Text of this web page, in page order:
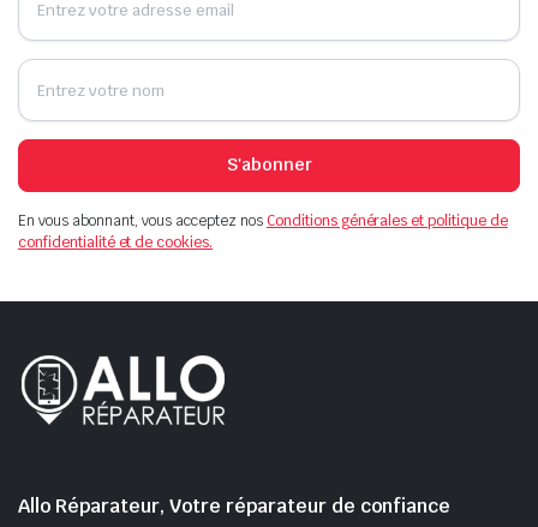
S'abonner
En vous abonnant, vous acceptez nosConditions générales et politique de
confidentialité et de cookies.
Allo Réparateur, Votre réparateur de confiance